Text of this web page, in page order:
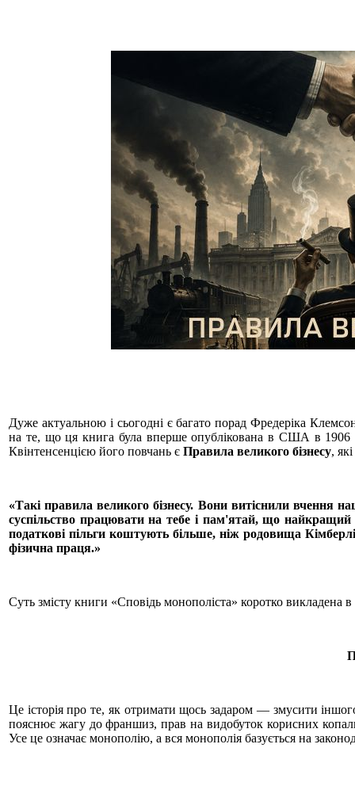
Дуже актуальною і сьогодні є багато порад Фредеріка
на те, що ця книга була вперше опублікована в США в 1906
Квінтенсенцією його повчань є Правила великого бізнесу,
«Такі правила великого бізнесу. Вони витіснили вчення
суспільство працювати на тебе і пам'ятай, що найкращий
податкові пільги коштують більше, ніж родовища
фізична праця.»
Суть змісту книги «Сповідь монополіста» коротко викладена
Це історія про те, як отримати щось задаром — змусити
пояснює жагу до франшиз, прав на видобуток корисних
Усе це означає монополію, а вся монополія базується на